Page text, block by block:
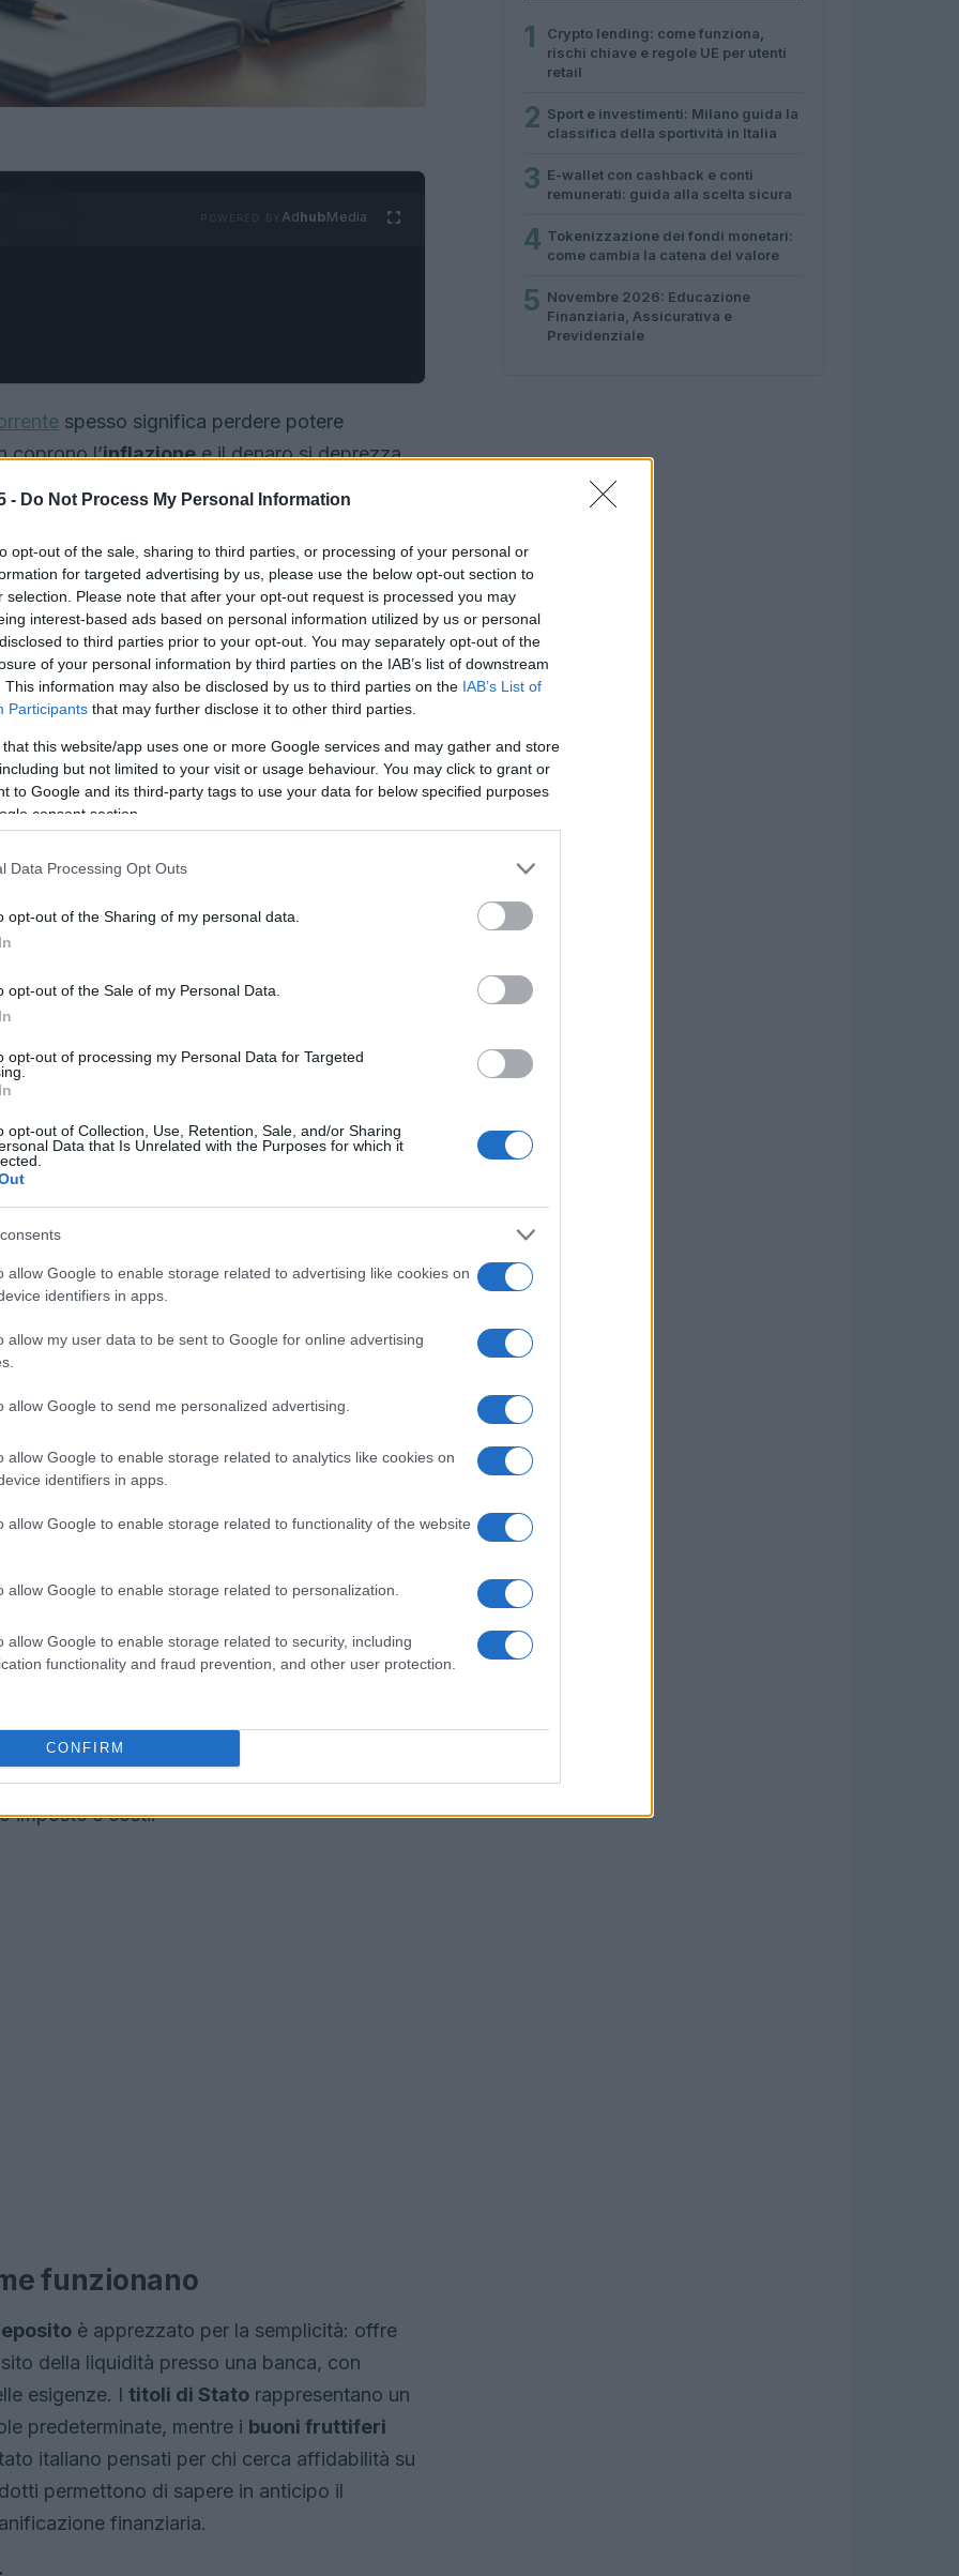
- Do Not Process My Personal Information
opt-out of the sale, sharing to third parties, or processing of your personal or
for targeted advertising by us, please use the below opt-out section to
selection. Please note that after your opt-out request is processed you may
interest-based ads based on personal information utilized by us or personal
to third parties prior to your opt-out. You may separately opt-out of the
of your personal information by third parties on the IAB’s list of downstream
This information may also be disclosed by us to third parties on the IAB’s List of
Participants that may further disclose it to other third parties.
that this website/app uses one or more Google services and may gather and store
but not limited to your visit or usage behaviour. You may click to grant or
to Google and its third-party tags to use your data for below specified purposes
consent section.
Data Processing Opt Outs
opt-out of the Sharing of my personal data.
opt-out of the Sale of my Personal Data.
opt-out of processing my Personal Data for Targeted
opt-out of Collection, Use, Retention, Sale, and/or Sharing
Data that Is Unrelated with the Purposes for which it
allow Google to enable storage related to advertising like cookies on
identifiers in apps.
allow my user data to be sent to Google for online advertising
allow Google to send me personalized advertising.
allow Google to enable storage related to analytics like cookies on
identifiers in apps.
allow Google to enable storage related to functionality of the website
allow Google to enable storage related to personalization.
allow Google to enable storage related to security, including
functionality and fraud prevention, and other user protection.
CONFIRM
AdhubMedia
spesso significa perdere potere
coprono l’inflazionee il denaro si deprezza
a basso rischio diventa una scelta
risparmiatori stanno tornando a dare
cercando strumenti che garantiscano
condizioni.
conto deposito
di rendimento, liquidità e tutela legale,
per scegliere con consapevolezza. Qui di
opzioni, quali variabili influenzano il
strumenti per ottenere un portafoglio
conto corrente
può sembrare comodo, ma ha un costo
offrono rendimenti prossimi allo zero,
ottenere un ritorno concreto sul capitale.
verso prodotti a basso rischio consente di
rinunciare alla sicurezza, sfruttando norme
gli strumenti.
considerare la tassazione: i proventi
i
Questi meccanismi cambiano
è fondamentale confrontare il tasso lordo
imposte e costi.
funzionano
è apprezzato per la semplicità: offre
della liquidità presso una banca, con
esigenze. I titoli di Stato rappresentano un
predeterminate, mentre i buoni fruttiferi
italiano pensati per chi cerca affidabilità su
permettono di sapere in anticipo il
finanziaria.
1
Crypto lending: come funziona,
rischi chiave e regole UE per utenti
retail
2 Sport e investimenti: Milano guida la
classifica della sportività in Italia
3 E-wallet con cashback e conti
remunerati: guida alla scelta sicura
4 Tokenizzazione dei fondi monetari:
come cambia la catena del valore
5 Novembre 2026: Educazione
Finanziaria, Assicurativa e
Previdenziale